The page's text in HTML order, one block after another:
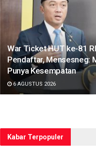
War Ticket HUT ke-81
Pendaftar, Mensesneg:
Punya Kesempatan
6 AGUSTUS 2026
Kabar Terpopuler